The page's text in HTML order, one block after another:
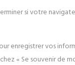
si votre
enregistrer vos
« Se souvenir